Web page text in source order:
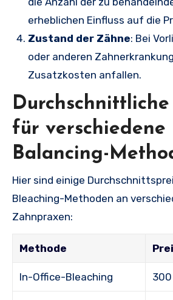
erheblichen Einfluss auf die
Zustand der Zähne: Bei
oder anderen
Zusatzkosten anfallen.
Durchschnittliche
für verschiedene
Balancing-
Hier sind einige
Bleaching-Methoden an
Zahnpraxen:
Methode
In-Office-Bleaching 300